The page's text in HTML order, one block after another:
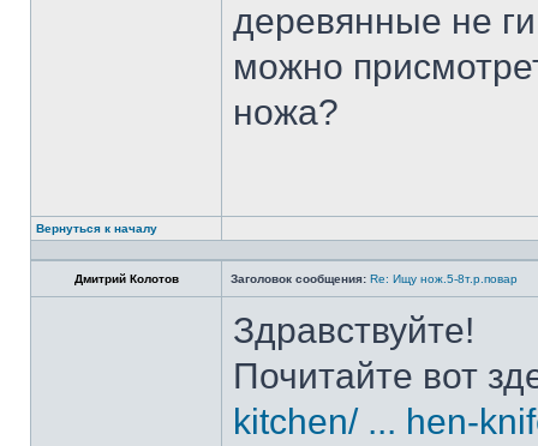
деревянные не
можно
ножа?
Вернуться к началу
Дмитрий Колотов Заголовок сообщения: Re: Ищу нож.5-8т.р.повар
Здравствуйте!
Почитайте вот
kitchen/ ... hen-